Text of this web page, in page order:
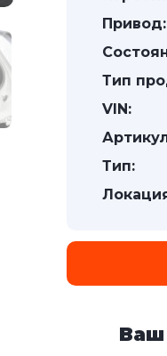
Привод:
Тип
VIN:
Тип:
Ваш